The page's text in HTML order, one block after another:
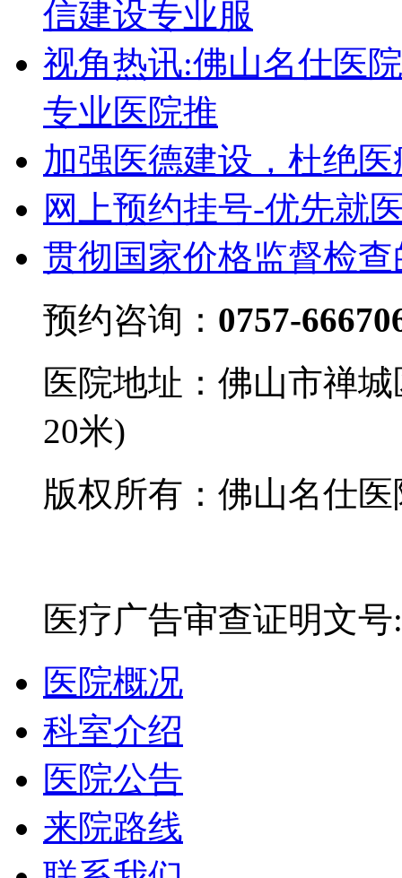
信建设专业服
视角热讯:佛山名仕医
专业医院推
加强医德建设，杜绝
网上预约挂号-优先就
贯彻国家价格监督检
预约咨询： 0757-
医院地址：佛山市禅
20米)
版权所有：佛山名仕
医疗广告审查证明文
医院概况
科室介绍
医院公告
来院路线